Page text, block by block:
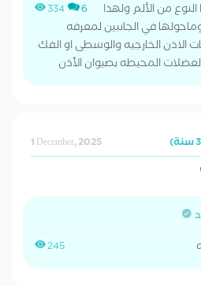
334 6
من الألم ولهذا
في الجانبين لمعرفه
الاذن الخارجيه والوسطى او الفك
المحيطه بصيوان الأذن
1 December, 2025
245